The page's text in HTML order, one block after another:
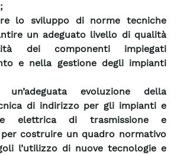
lo sviluppo di norme tecniche
un adeguato livello di qualità
dei componenti impiegati
e nella gestione degli impianti
un’adeguata evoluzione della
di indirizzo per gli impianti e
elettrica di trasmissione e
costruire un quadro normativo
l’utilizzo di nuove tecnologie e